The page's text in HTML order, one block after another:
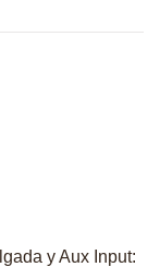
y Aux Input: